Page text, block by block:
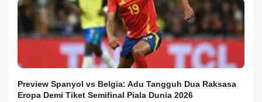
Preview Spanyol vs Belgia: Adu Tangguh Dua Raksasa
Eropa Demi Tiket Semifinal Piala Dunia 2026